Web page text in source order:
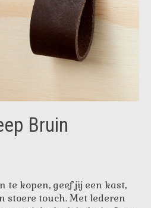
Bruin
te kopen, geef jij een kast,
stoere touch. Met lederen